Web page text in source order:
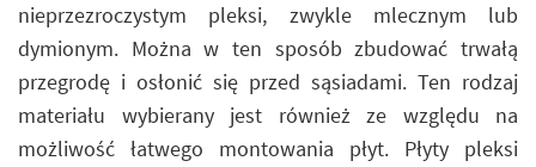
nieprzezroczystym pleksi, zwykle mlecznym lub
dymionym. Można w ten sposób zbudować trwałą
przegrodę i osłonić się przed sąsiadami. Ten rodzaj
materiału wybierany jest również ze względu na
możliwość łatwego montowania płyt. Płyty pleksi